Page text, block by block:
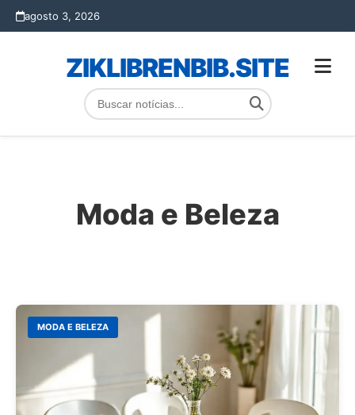
agosto 3, 2026
ZIKLIBRENBIB.SITE
Moda e Beleza
MODA E BELEZA